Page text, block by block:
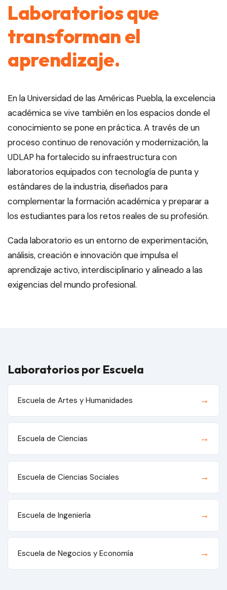
Laboratorios que
transforman el
aprendizaje.
En la Universidad de las Américas Puebla, la excelencia
académica se vive también en los espacios donde el
conocimiento se pone en práctica. A través de un
proceso continuo de renovación y modernización, la
UDLAP ha fortalecido su infraestructura con
laboratorios equipados con tecnología de punta y
estándares de la industria, diseñados para
complementar la formación académica y preparar a
los estudiantes para los retos reales de su profesión.
Cada laboratorio es un entorno de experimentación,
análisis, creación e innovación que impulsa el
aprendizaje activo, interdisciplinario y alineado a las
exigencias del mundo profesional.
Laboratorios por Escuela
Escuela de Artes y Humanidades →
Escuela de Ciencias →
Escuela de Ciencias Sociales →
Escuela de Ingeniería →
Escuela de Negocios y Economía →